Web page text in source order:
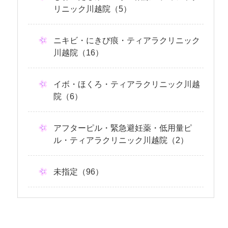
リニック川越院（5）
ニキビ・にきび痕・ティアラクリニック
川越院（16）
イボ・ほくろ・ティアラクリニック川越
院（6）
アフターピル・緊急避妊薬・低用量ピ
ル・ティアラクリニック川越院（2）
未指定（96）